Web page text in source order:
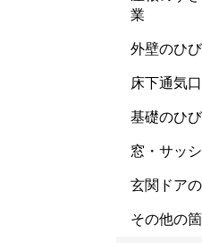
業
外壁のひ
床下通気
基礎のひ
窓・サッ
玄関ドア
その他の